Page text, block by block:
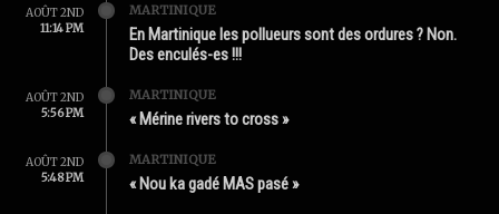
AOÛT 2ND
11:14 PM
MARTINIQUE
En Martinique les pollueurs sont des ordures ? Non.
Des enculés-es !!!
AOÛT 2ND
5:56 PM
MARTINIQUE
« Mérine rivers to cross »
AOÛT 2ND
5:48 PM
MARTINIQUE
« Nou ka gadé MAS pasé »